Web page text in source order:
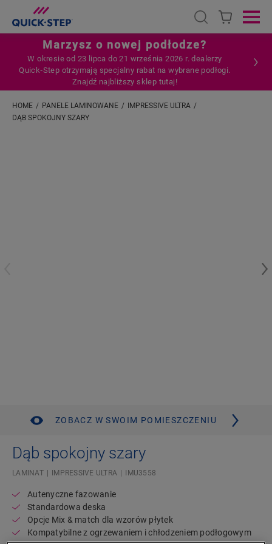
Open search
Marzysz o nowej podłodze?
W okresie od 23 lipca do 21 września 2026 r. dealerzy
Quick‑Step otrzymają specjalny rabat na wybrane podłogi.
Znajdź najbliższy sklep tutaj!
HOME PANELE LAMINOWANE
IMPRESSIVE ULTRA
DĄB SPOKOJNY SZARY
ZOBACZ W SWOIM POMIESZCZENIU
Dąb spokojny szary
LAMINAT IMPRESSIVE ULTRA IMU3558
Autenyczne fazowanie
Standardowa deska
Opcje Mix & match dla wzorów płytek
Kompatybilne z ogrzewaniem i chłodzeniem podłogowym